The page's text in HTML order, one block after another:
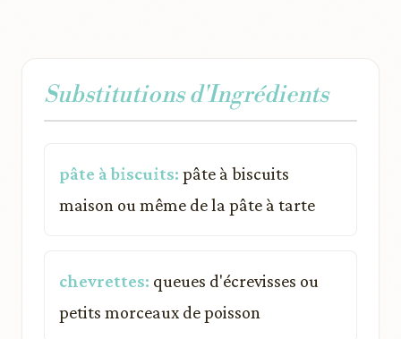
Substitutions d'Ingrédients
pâte à biscuits: pâte à biscuits
maison ou même de la pâte à tarte
chevrettes: queues d'écrevisses ou
petits morceaux de poisson